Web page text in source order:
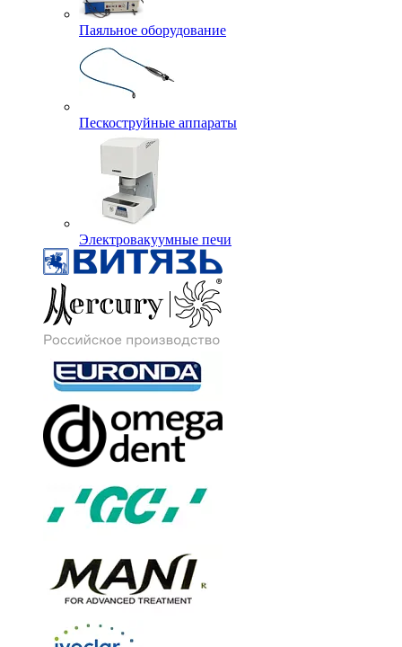
Паяльное оборудование
Пескоструйные аппараты
Электровакуумные печи